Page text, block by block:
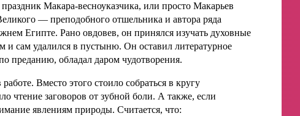
Макара-весноуказчика, или просто Макарьев
— преподобного отшельника и автора ряда
Египте. Рано овдовев, он принялся изучать духовные
и сам удалился в пустыню. Он оставил литературное
преданию, обладал даром чудотворения.
Вместо этого стоило собраться в кругу
чтение заговоров от зубной боли. А также, если
явлениям природы. Считается, что: